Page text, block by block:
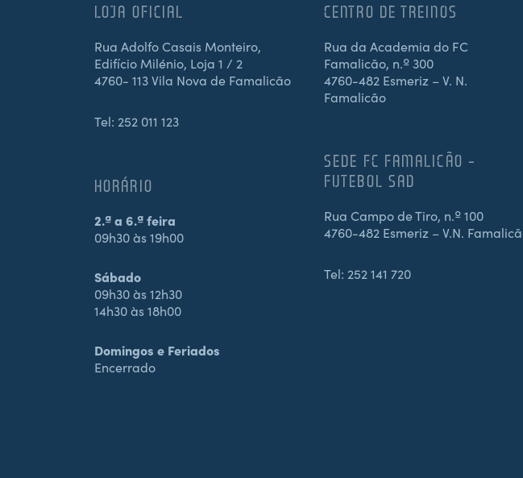
LOJA OFICIAL
Rua Adolfo Casais Monteiro,
Edifício Milénio, Loja 1 / 2
4760- 113 Vila Nova de Famalicão
Tel: 252 011 123
HORÁRIO
2.ª a 6.ª feira
09h30 às 19h00
Sábado
09h30 às 12h30
14h30 às 18h00
Domingos e Feriados
Encerrado
CENTRO DE TREINOS
Rua da Academia do FC
Famalicão, n.º 300
4760-482 Esmeriz – V. N.
Famalicão
SEDE FC FAMALICÃO –
FUTEBOL SAD
Rua Campo de Tiro, n.º 100
4760-482 Esmeriz – V.N.
Tel: 252 141 720